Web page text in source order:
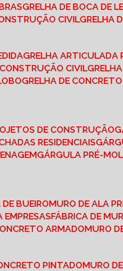
GRELHA DE BOCA DE
CIVIL
GRELHA
CONSTRUÇÃO CIVIL
GRELHA DE
DE CONSTRUÇÃO
RESIDENCIAIS
GÁRGULA PRÉ-
DE BUEIRO MURO DE ALA
EMPRESAS FÁBRICA DE
ARMADO
MURO
PINTADO MURO